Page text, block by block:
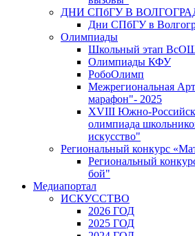
ДНИ СПбГУ В
Дни СПбГУ в
Олимпиады
Школьный этап
Олимпиады КФУ
РобоОлимп
Межрегиональная
марафон"- 2025
XVIII Южно-
олимпиада
искусство"
Региональный конкурс
Региональный
бой"
Медиапортал
ИСКУССТВО
2026 ГОД
2025 ГОД